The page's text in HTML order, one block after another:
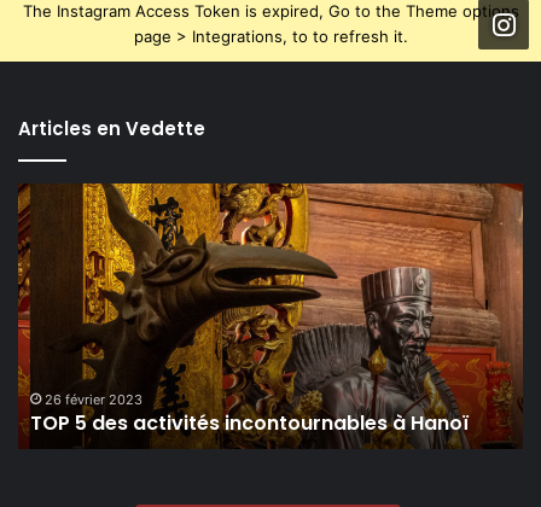
The Instagram Access Token is expired, Go to the Theme options
page > Integrations, to to refresh it.
Articles en Vedette
TOP
5
des
activités
incontournables
à
26 février 2023
TOP 5 des activités incontournables à Hanoï